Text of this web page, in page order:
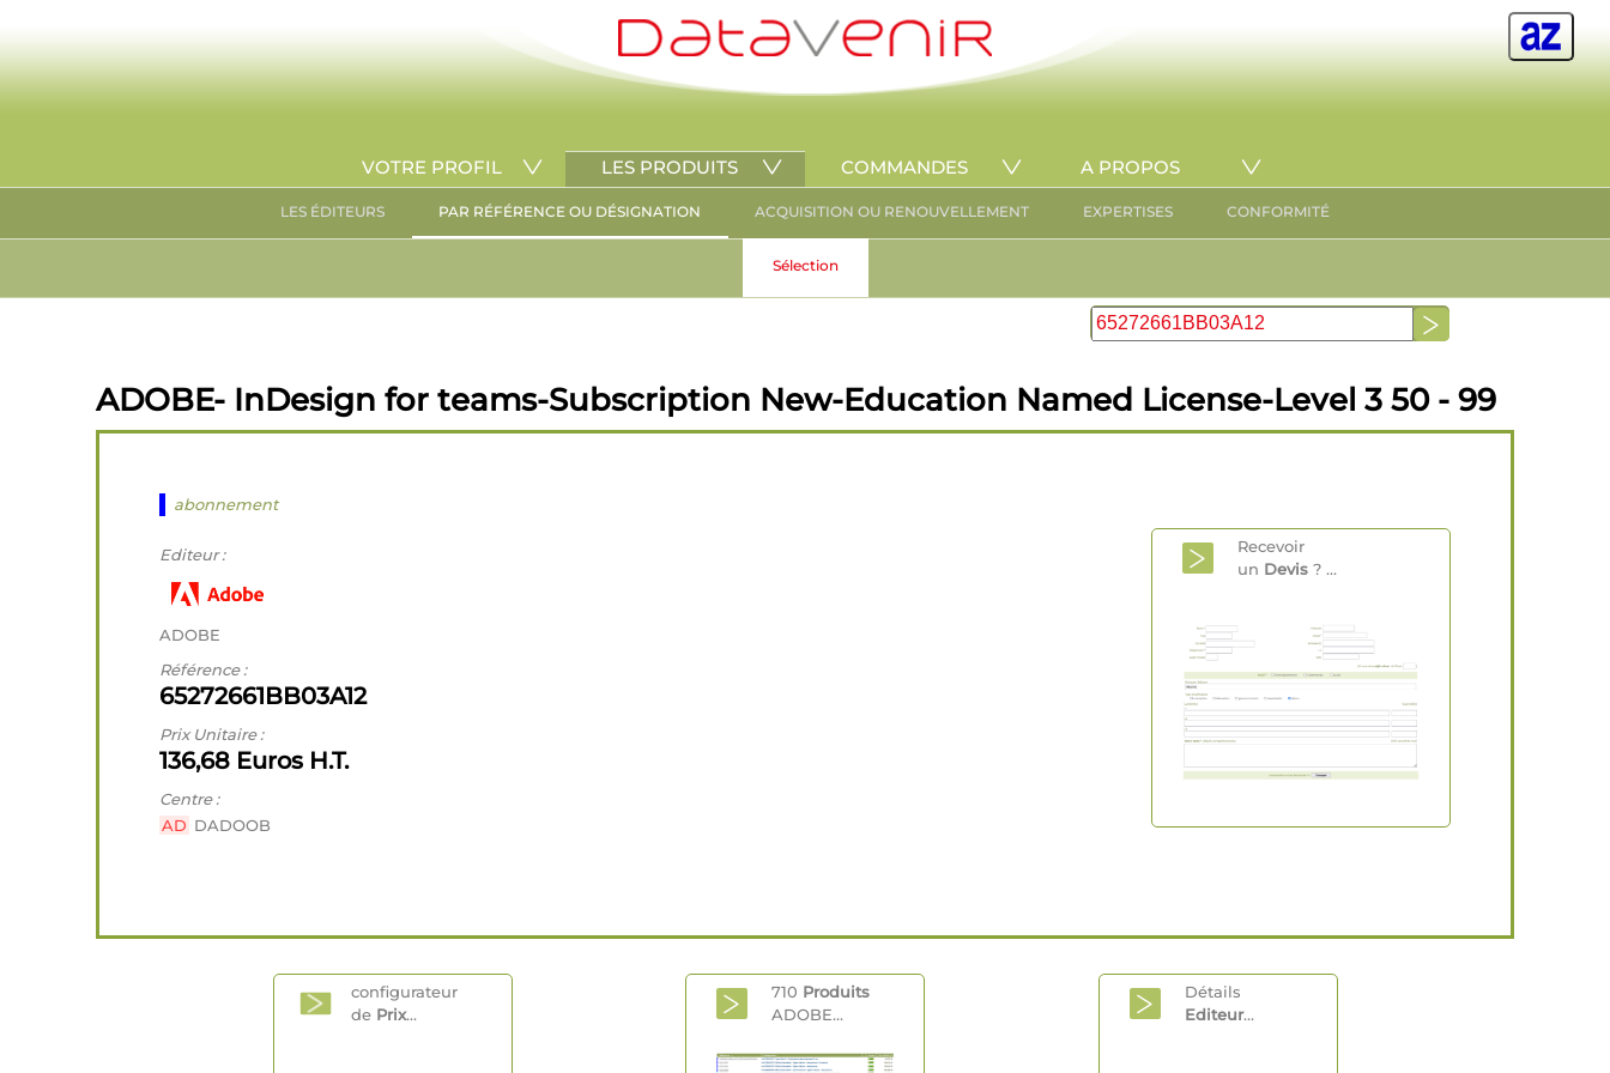
VOTRE PROFIL LES PRODUITS COMMANDES A PROPOS
LES ÉDITEURS PAR RÉFÉRENCE OU DÉSIGNATION ACQUISITION OU RENOUVELLEMENT EXPERTISES CONFORMITÉ
Sélection
ADOBE- InDesign for teams-Subscription New-Education Named License-Level 3 50 - 99
abonnement
Editeur :
ADOBE
Référence :
65272661BB03A12
Prix Unitaire :
136,68 Euros H.T.
Centre :
AD DADOOB
Recevoir
un Devis ? ...
configurateur
de Prix...
710 Produits
ADOBE...
Détails
Editeur...